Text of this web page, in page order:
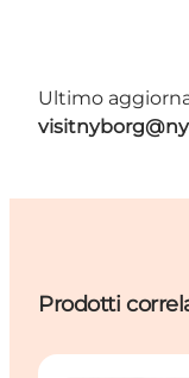
Ultimo
Prodotti